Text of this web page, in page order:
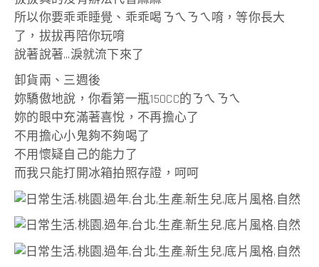
所以你要乖乖睡覺、乖乖喝ㄋㄟㄋㄟ唷，等你長大
了，拔拔再陪你玩唷
說著說著…淚就流下來了
卸貨兩、三週後
妳驕傲地說，你看第一瓶150CC的ㄋㄟㄋㄟ
妳的眼中充滿著喜悅，不再擔心了
不用擔心小鬼夠不夠喝了
不用懷疑自己的能力了
而我只能打開冰箱拍照存證，呵呵